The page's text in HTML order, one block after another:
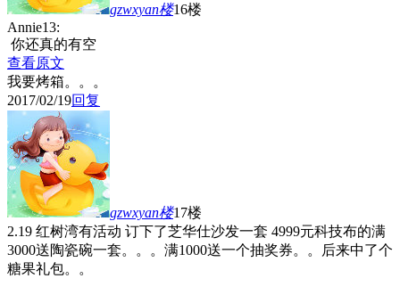
gzwxyan楼16楼
Annie13:
你还真的有空
查看原文
我要烤箱。。。
2017/02/19回复
gzwxyan楼17楼
2.19 红树湾有活动 订下了芝华仕沙发一套 4999元科技布的满
3000送陶瓷碗一套。。。满1000送一个抽奖券。。后来中了个
糖果礼包。。